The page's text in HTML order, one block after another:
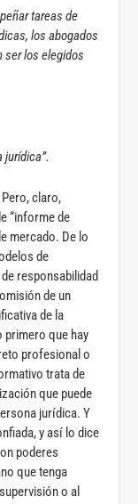
tareas de
los abogados
ser los elegidos
jurídica”.
claro,
“informe de
mercado. De lo
de
responsabilidad
de un
de la
primero que hay
profesional o
trata de
que puede
jurídica. Y
y así lo dice
poderes
que tenga
o al